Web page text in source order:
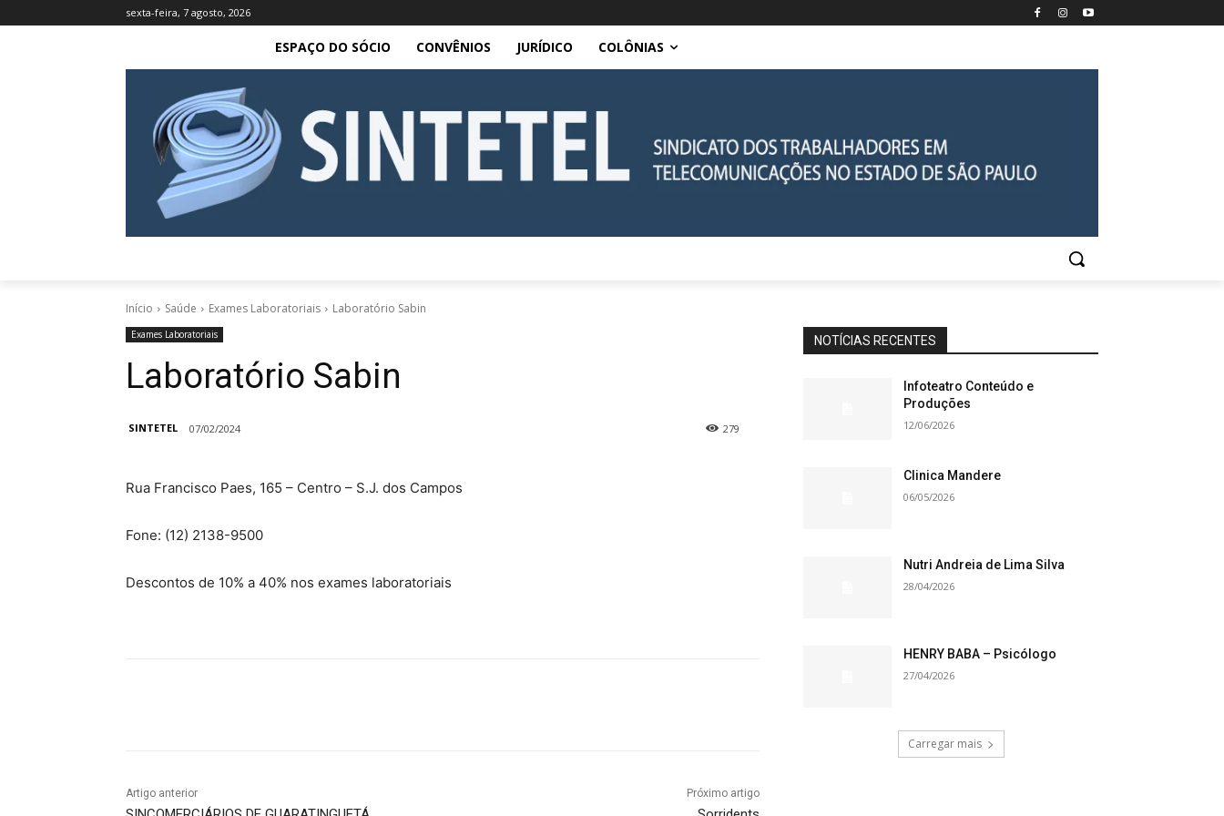
sexta-feira, 7 agosto, 2026
ESPAÇO DO SÓCIO CONVÊNIOS JURÍDICO COLÔNIAS
Início Saúde Exames Laboratoriais Laboratório Sabin
Exames Laboratoriais
Laboratório Sabin
SINTETEL 07/02/2024 279
Rua Francisco Paes, 165 – Centro – S.J. dos Campos
Fone: (12) 2138-9500
Descontos de 10% a 40% nos exames laboratoriais
Artigo anterior Próximo artigo
NOTÍCIAS RECENTES
Infoteatro Conteúdo e
Produções
12/06/2026
Clinica Mandere
06/05/2026
Nutri Andreia de Lima Silva
28/04/2026
HENRY BABA – Psicólogo
27/04/2026
Carregar mais